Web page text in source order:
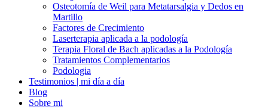
Osteotomía de Weil para Metatarsalgia y Dedos en
Martillo
Factores de Crecimiento
Laserterapia aplicada a la podología
Terapia Floral de Bach aplicadas a la Podología
Tratamientos Complementarios
Podologia
Testimonios | mi día a día
Blog
Sobre mi